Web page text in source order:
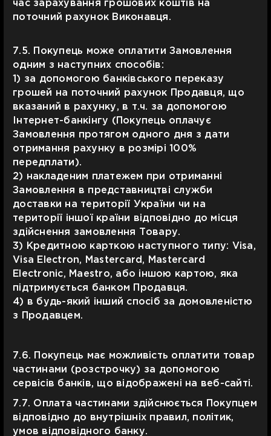
час зарахування грошових коштів на
поточний рахунок Виконавця.
7.5. Покупець може оплатити Замовлення
одним з наступних способів:
1) за допомогою банківського переказу
грошей на поточний рахунок Продавця, що
вказаний в рахунку, в т.ч. за допомогою
Інтернет-банкінгу (Покупець оплачує
Замовлення протягом одного дня з дати
отримання рахунку в розмірі 100%
передплати).
2) накладеним платежем при отриманні
Замовлення в представництві служби
доставки на території України чи на
території іншої країни відповідно до місця
здійснення замовлення Товару.
3) Кредитною карткою наступного типу: Visa,
Visa Electron, Mastercard, Mastercard
Electronic, Maestro, або іншою картою, яка
підтримується банком Продавця.
4) в будь-який інший спосіб за домовленістю
з Продавцем.
7.6. Покупець має можливість оплатити товар
частинами (розстрочку) за допомогою
сервісів банків, що відображені на веб-сайті.
7.7. Оплата частинами здійснюється Покупцем
відповідно до внутрішніх правил, політик,
умов відповідного банку.